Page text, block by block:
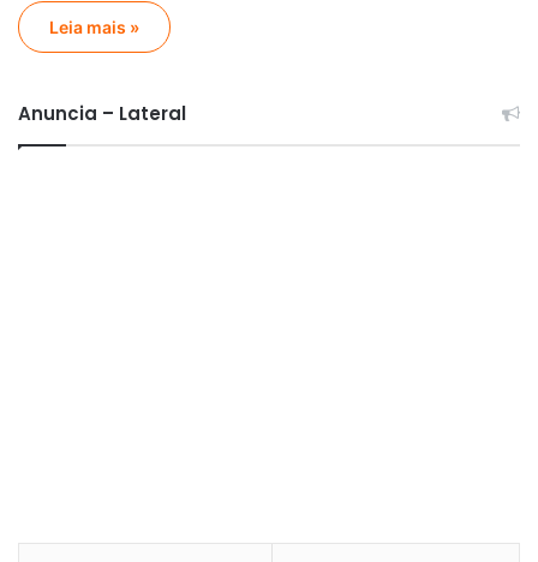
Leia mais »
Anuncia – Lateral